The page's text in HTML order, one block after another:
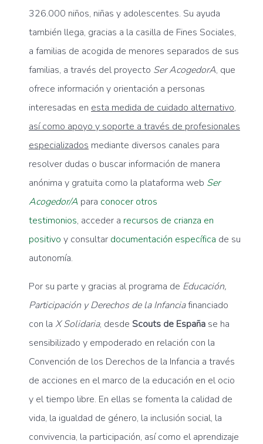
326.000 niños, niñas y adolescentes. Su ayuda
también llega, gracias a la casilla de Fines Sociales,
a familias de acogida de menores separados de sus
familias, a través del proyecto Ser AcogedorA, que
ofrece información y orientación a personas
interesadas en esta medida de cuidado alternativo,
así como apoyo y soporte a través de profesionales
especializados mediante diversos canales para
resolver dudas o buscar información de manera
anónima y gratuita como la plataforma web Ser
Acogedor/A para conocer otros
testimonios, acceder a recursos de crianza en
positivo y consultar documentación específica de su
autonomía.
Por su parte y gracias al programa de Educación,
Participación y Derechos de la Infanciafinanciado
con la X Solidaria, desde Scouts de España se ha
sensibilizado y empoderado en relación con la
Convención de los Derechos de la Infancia a través
de acciones en el marco de la educación en el ocio
y el tiempo libre. En ellas se fomenta la calidad de
vida, la igualdad de género, la inclusión social, la
convivencia, la participación, así como el aprendizaje